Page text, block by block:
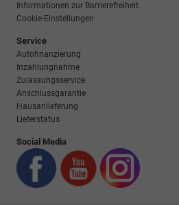
Informationen zur Barrierefreiheit
Cookie-Einstellungen
Service
Autofinanzierung
Inzahlungnahme
Zulassungsservice
Anschlussgarantie
Hausanlieferung
Lieferstatus
Social Media